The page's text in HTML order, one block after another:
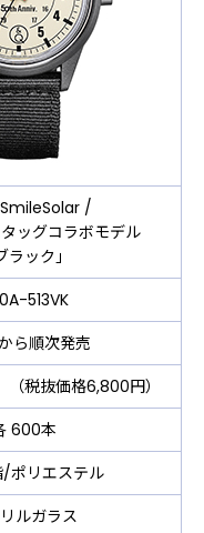
/
ッグコラボモデル
ラック」
513VK
ら順次発売
税抜価格6,800円）
600本
/ポリエステル
ルガラス